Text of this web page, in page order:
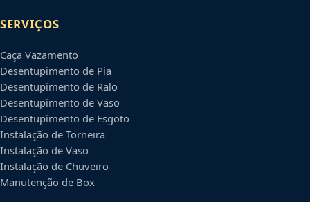
SERVIÇOS
Caça Vazamento
Desentupimento de Pia
Desentupimento de Ralo
Desentupimento de Vaso
Desentupimento de Esgoto
Instalação de Torneira
Instalação de Vaso
Instalação de Chuveiro
Manutenção de Box